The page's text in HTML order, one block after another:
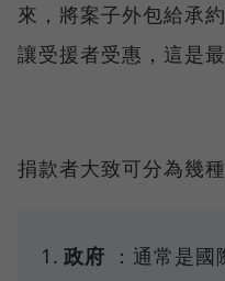
來，將案子外包給承
讓受援者受惠，這是
捐款者大致可分為幾種
政府 ：通常是